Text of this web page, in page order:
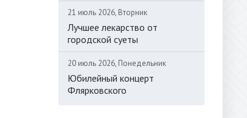
21 июль 2026, Вторник
Лучшее лекарство от
городской суеты
20 июль 2026, Понедельник
Юбилейный концерт
Флярковского